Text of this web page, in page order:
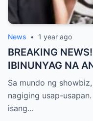
News • 1 year ago
BREAKING
IBINUNYAG NA
KATHNIEL!
Katotohanan,
NAGULANTANG
Sa mundo ng
nagiging usap-
isang…